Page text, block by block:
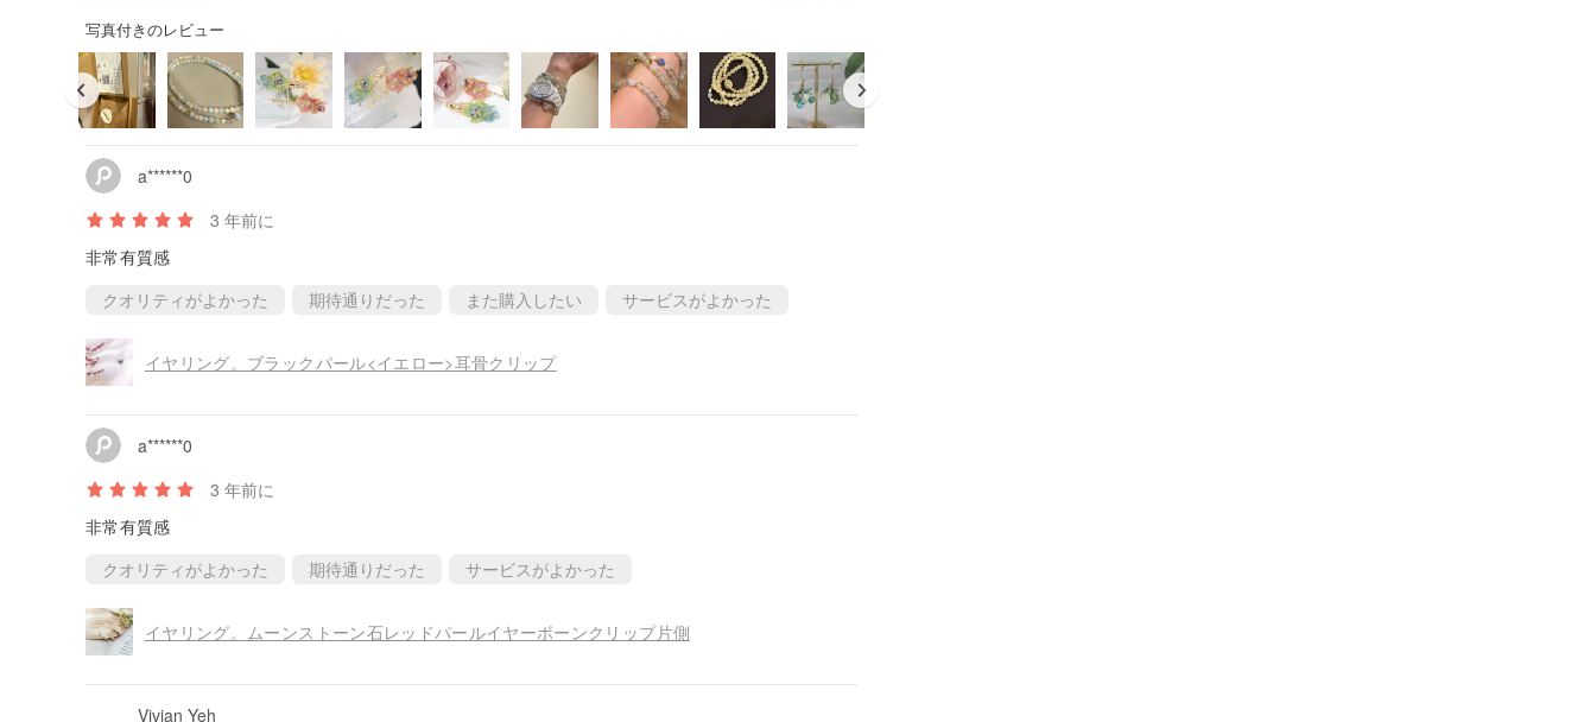
写真付きのレビュー
a******0
3 年前に
非常有質感
クオリティがよかった
期待通りだった また購入したい サービスがよかった
イヤリング。ブラックパール<イエロー>耳骨クリップ
a******0
3 年前に
非常有質感
クオリティがよかった
期待通りだった サービスがよかった
イヤリング。ムーンストーン石レッドパールイヤーボーンクリップ片側
Vivian Yeh